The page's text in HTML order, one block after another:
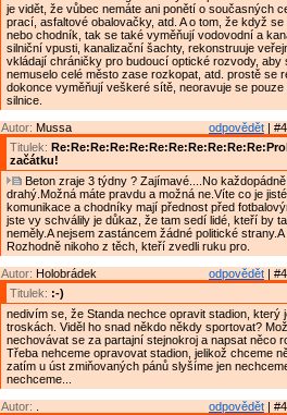
je vidět, že vůbec nemáte ani ponětí o současných
prací, asfaltové obalovačky, atd. A o tom, že když se
nebo chodník, tak se také vyměňují vodovodní a
silniční vpusti, kanalizační šachty, rekonstruuje
vkládají chráničky pro budoucí optické rozvody, aby
nemuselo celé město zase rozkopat, atd. prostě se
dokonce vyměňují veškeré sítě, neoravuje se pouze
silnice.
odpovědět |
Autor: Mussa
Titulek:
začátku!
Beton zraje 3 týdny ? Zajímavé....No
drahý.Možná máte pravdu a možná ne.Víte co je
komunikace a chodníky mají přednost před
jste vy schválily je důkaz, že tam sedí lidé, kteří by
neměly.A nejsem zastáncem žádné politické
Rozhodně nikoho z těch, kteří zvedli ruku pro.
odpovědět |
Autor: Holobrádek
Titulek: :-)
nedivím se, že Standa nechce opravit stadion, který
troskách. Viděl ho snad někdo někdy sportovat?
nechovávat se za partajní stejnokroj a napsat něco
Třeba nehceme opravovat stadion, jelikož chceme
zatím u úst zmiňovaných pánů slyšíme jen
nechceme...
odpovědět |
Autor: